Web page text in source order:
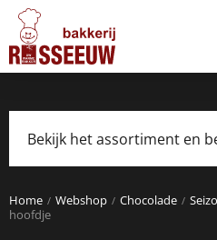
Bekijk het assortiment en
Home Webshop Chocolade
hoofdje